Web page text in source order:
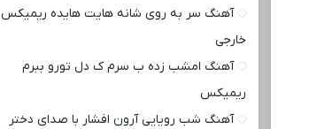
آهنگ سر به روی شانه هایت هایده ریمیکس
خارجی
آهنگ امشب زده ب سرم ک دل تورو ببرم
ریمیکس
آهنگ شب رویایی آرون افشار با صدای دختر